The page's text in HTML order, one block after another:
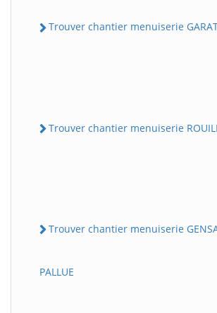
Trouver chantier menuiserie
Trouver chantier menuiserie
Trouver chantier menuiserie
PALLUE